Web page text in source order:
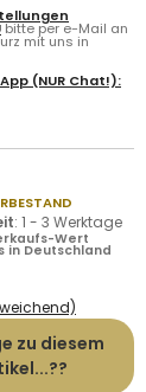
bitte per e-Mail an
mit uns in
(NUR Chat!):
: 1 - 3 Werktage
Wert
in Deutschland
zu diesem